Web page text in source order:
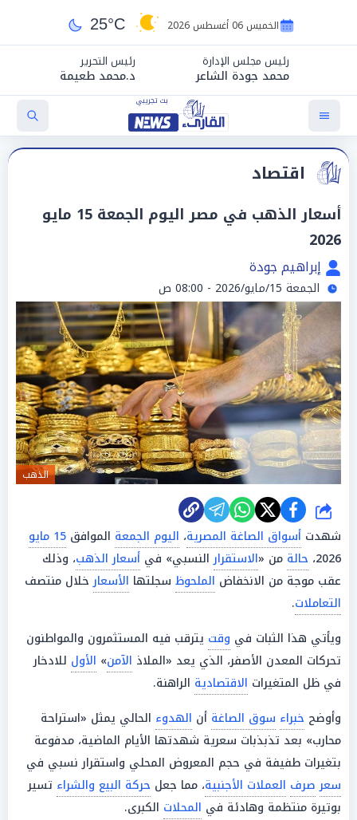
الخميس 06 أغسطس 2026 25°C
رئيس مجلس الإدارة
محمد جودة الشاعر
رئيس التحرير
د.محمد طعيمة
اقتصاد
أسعار الذهب في مصر اليوم الجمعة 15 مايو
2026
إبراهيم جودة
الجمعة 15/مايو/2026 - 08:00 ص
الذهب
شارك
شهدت أسواق الصاغة المصرية، اليوم الجمعة الموافق 15 مايو
2026، حالة من «الاستقرارالنسبي» في أسعار الذهب، وذلك
عقب موجة من الانخفاض الملحوظ سجلتها الأسعارخلال منتصف
التعاملات.
ويأتي هذا الثبات في وقت يترقب فيه المستثمرون والمواطنون
تحركات المعدن الأصفر، الذي يعد «الملاذ الآمن» الأول للادخار
في ظل المتغيرات الاقتصادية الراهنة.
وأوضح خبراء سوق الصاغة أن الهدوء الحالي يمثل «استراحة
محارب» بعد تذبذبات سعرية شهدتها الأيام الماضية، مدفوعة
بتغيرات طفيفة في حجم المعروض المحلي واستقرار نسبي في
سعر صرف العملات الأجنبية، مما جعل حركة البيع والشراء تسير
بوتيرة منتظمة وهادئة في المحلات الكبرى.